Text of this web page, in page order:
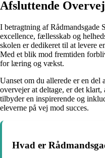
Afsluttende
I betragtning af Rådmandsgade
excellence, fællesskab og
skolen er dedikeret til at levere
Med et blik mod fremtiden
for læring og vækst.
Uanset om du allerede er en
overvejer at deltage, er det klart,
tilbyder en inspirerende og
eleverne på vej mod succes.
Hvad er